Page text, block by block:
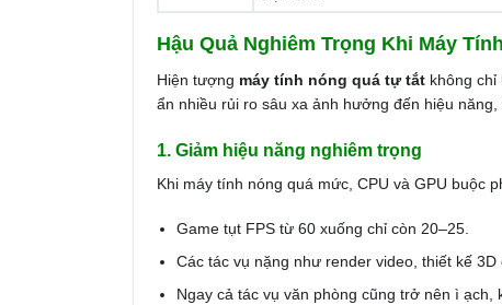
Hậu Quả Nghiêm Trọng Khi Máy
Hiện tượng máy tính nóng quá tự tắt không chỉ
ẩn nhiều rủi ro sâu xa ảnh hưởng đến hiệu
1. Giảm hiệu năng nghiêm trọng
Khi máy tính nóng quá mức, CPU và GPU buộc
Game tụt FPS từ 60 xuống chỉ còn 20–25.
Các tác vụ nặng như render video, thiết kế 3D
Ngay cả tác vụ văn phòng cũng trở nên ì ạch,